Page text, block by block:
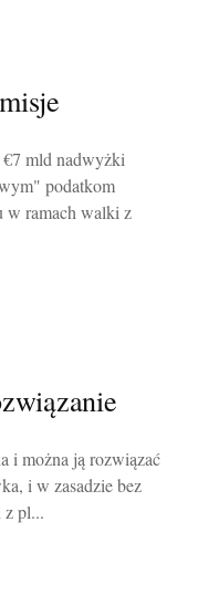
mld nadwyżki
podatkom
w ramach walki z
i można ją rozwiązać
i w zasadzie bez
z pl...